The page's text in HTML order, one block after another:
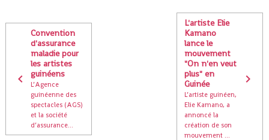
Convention
d'assurance
maladie pour
les artistes
guinéens
L’Agence
guinéenne des
spectacles (AGS)
et la société
d’assurance...
L'artiste Elie
Kamano
lance le
mouvement
"On n'en veut
plus" en
Guinée
L’artiste guinéen,
Elie Kamano, a
annoncé la
création de son
mouvement ...